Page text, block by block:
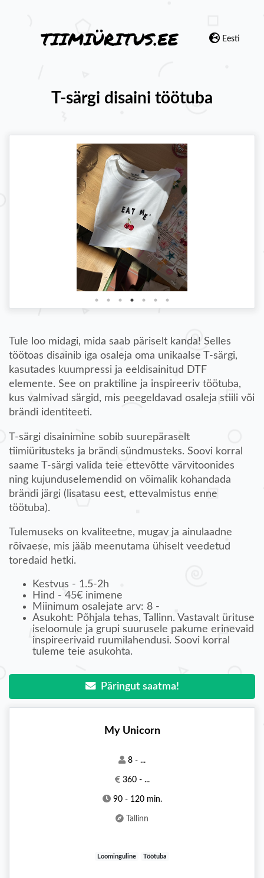
Eesti
T-särgi disaini töötuba
Tule loo midagi, mida saab päriselt kanda! Selles
töötoas disainib iga osaleja oma unikaalse T-särgi,
kasutades kuumpressi ja eeldisainitud DTF
elemente. See on praktiline ja inspireeriv töötuba,
kus valmivad särgid, mis peegeldavad osaleja stiili või
brändi identiteeti.
T-särgi disainimine sobib suurepäraselt
tiimiüritusteks ja brändi sündmusteks. Soovi korral
saame T-särgi valida teie ettevõtte värvitoonides
ning kujunduselemendid on võimalik kohandada
brändi järgi (lisatasu eest, ettevalmistus enne
töötuba).
Tulemuseks on kvaliteetne, mugav ja ainulaadne
rõivaese, mis jääb meenutama ühiselt veedetud
toredaid hetki.
Kestvus - 1.5-2h
Hind - 45€ inimene
Miinimum osalejate arv: 8 -
Asukoht: Põhjala tehas, Tallinn. Vastavalt ürituse
iseloomule ja grupi suurusele pakume erinevaid
inspireerivaid ruumilahendusi. Soovi korral
tuleme teie asukohta.
Päringut saatma!
My Unicorn
8 - ...
360 - ...
90 - 120 min.
Tallinn
Loominguline Töötuba